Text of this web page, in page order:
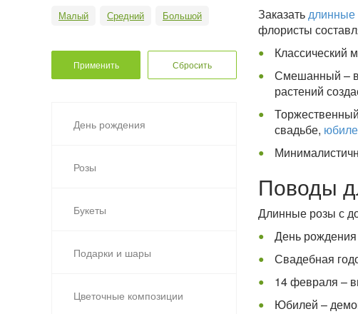
Малый Средний Большой
День рождения
Розы
Букеты
Подарки и шары
Цветочные композиции
Заказать длинные
флористы
Классический
Смешанный –
растений
свадьбе,
Поводы
Длинные розы с
День рождения
Свадебная
14 февраля –
Юбилей –